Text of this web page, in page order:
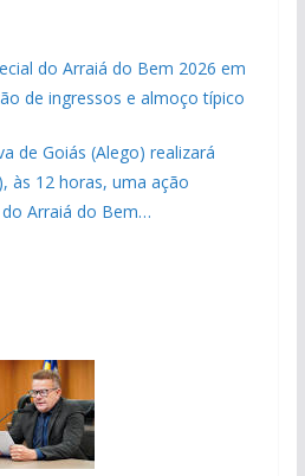
do Arraiá do Bem 2026 em
de ingressos e almoço típico
de Goiás (Alego) realizará
às 12 horas, uma ação
Arraiá do Bem…